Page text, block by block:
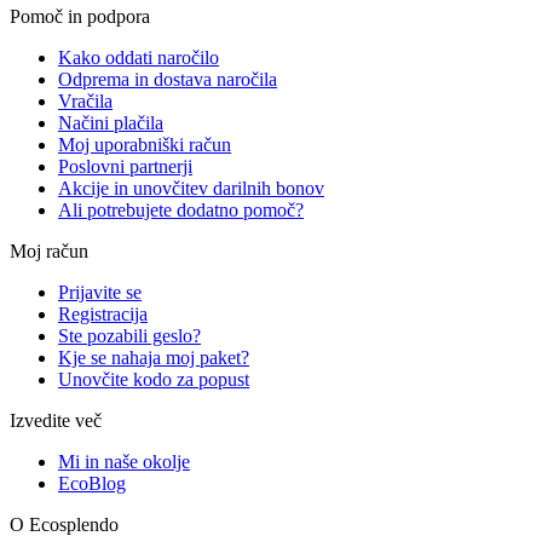
Pomoč in podpora
Kako oddati naročilo
Odprema in dostava naročila
Vračila
Načini plačila
Moj uporabniški račun
Poslovni partnerji
Akcije in unovčitev darilnih bonov
Ali potrebujete dodatno pomoč?
Moj račun
Prijavite se
Registracija
Ste pozabili geslo?
Kje se nahaja moj paket?
Unovčite kodo za popust
Izvedite več
Mi in naše okolje
EcoBlog
O Ecosplendo